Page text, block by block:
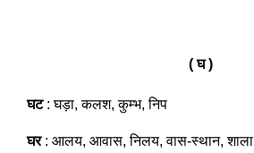
( घ )
घट: घड़ा, कलश, कुम्भ, निप
घर: आलय, आवास, निलय, वास-स्थान,